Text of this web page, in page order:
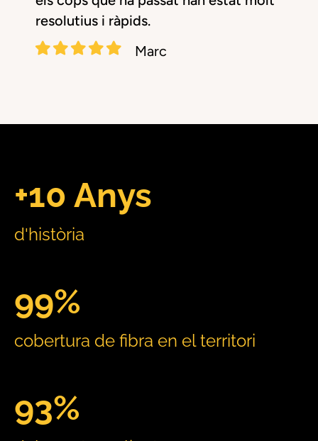
resolutius i ràpids.
Marc
+10 Anys
d'història
99%
cobertura de fibra en el territori
93%